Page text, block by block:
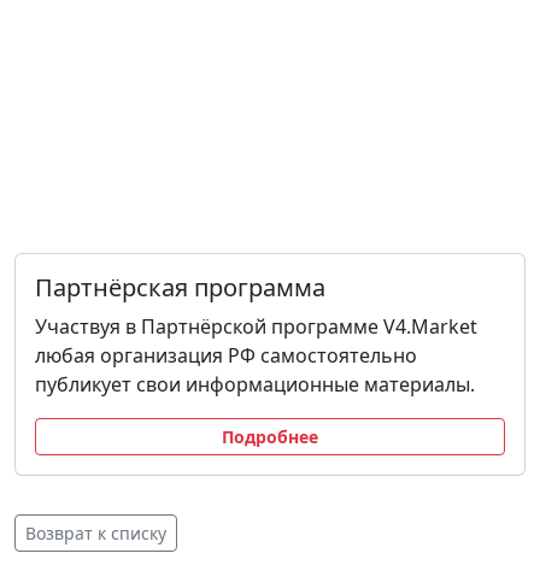
Партнёрская программа
Участвуя в Партнёрской программе V4.Market
любая организация РФ самостоятельно
публикует свои информационные материалы.
Подробнее
Возврат к списку